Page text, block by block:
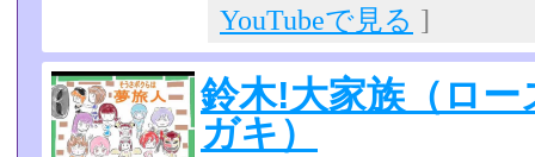
YouTubeで見る ]
鈴木!大家族（ロ
ガキ）